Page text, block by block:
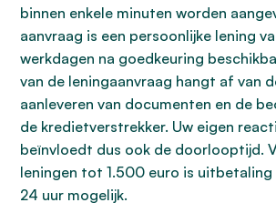
binnen enkele minuten worden
aanvraag is een persoonlijke lening
werkdagen na goedkeuring
van de leningaanvraag hangt af van
aanleveren van documenten en de
de kredietverstrekker. Uw eigen
beïnvloedt dus ook de doorlooptijd.
leningen tot 1.500 euro is uitbetaling
24 uur mogelijk.